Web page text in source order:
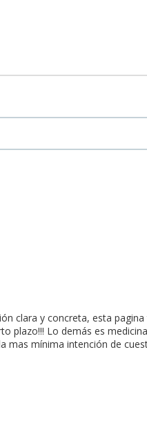
clara y concreta, esta
plazo!!! Lo demás es
mas mínima intención de